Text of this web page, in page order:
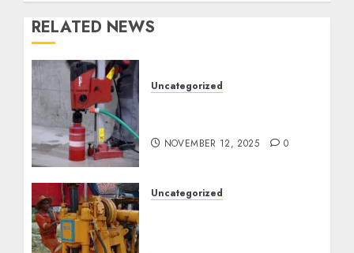
RELATED NEWS
Uncategorized
NOVEMBER 12, 2025 0
Uncategorized